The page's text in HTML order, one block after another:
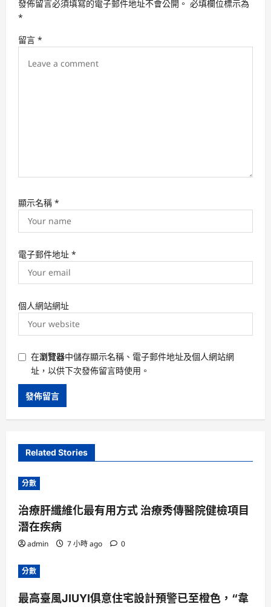
g
t
發佈留言必須填寫的電子郵件地址不會公開。 必填欄位標示為
*
留言 *
顯示名稱 *
電子郵件地址 *
個人網站網址
在瀏覽器中儲存顯示名稱、電子郵件地址及個人網站網
址，以供下次發佈留言時使用。
Related Stories
分數
治療肝纖維化最有用方式 治療秀傳醫院健檢項目
潛在疾病
admin 7 小時 ago 0
分數
最高臺風JIUYI俱意住宅設計預警已至橙色，“韋